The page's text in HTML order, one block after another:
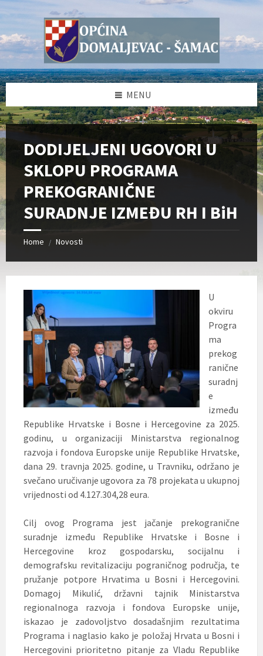
Skip
to
Skip
to
sidebar
Skip
to
sidebar
Skip
to
MENU
DODIJELJENI UGOVORI U
SKLOPU PROGRAMA
PREKOGRANIČNE
SURADNJE IZMEĐU RH I BiH
Home / Novosti
U
okviru
Progra
ma
prekog
ranične
suradnj
e
između
Republike Hrvatske i Bosne i Hercegovine za 2025.
godinu, u organizaciji Ministarstva regionalnog
razvoja i fondova Europske unije Republike Hrvatske,
dana 29. travnja 2025. godine, u Travniku, održano je
svečano uručivanje ugovora za 78 projekata u ukupnoj
vrijednosti od 4.127.304,28 eura.
Cilj ovog Programa jest jačanje prekogranične
suradnje između Republike Hrvatske i Bosne i
Hercegovine kroz gospodarsku, socijalnu i
demografsku revitalizaciju pograničnog područja, te
pružanje potpore Hrvatima u Bosni i Hercegovini.
Domagoj Mikulić, državni tajnik Ministarstva
regionalnoga razvoja i fondova Europske unije,
iskazao je zadovoljstvo dosadašnjim rezultatima
Programa i naglasio kako je položaj Hrvata u Bosni i
Hercegovini prioritetno pitanje za Vladu Republike